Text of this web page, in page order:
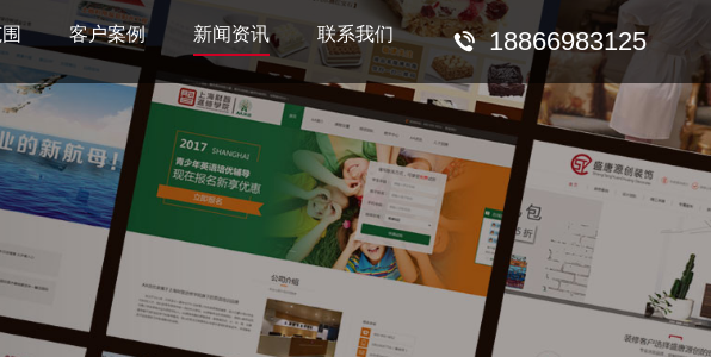
客户案例 新闻资讯 联系我们 18866983125